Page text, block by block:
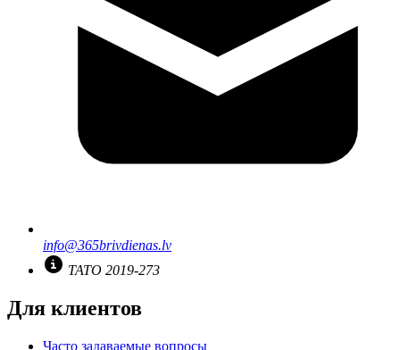
info@365brivdienas.lv
TATO 2019-273
Для клиентов
Часто задаваемые вопросы